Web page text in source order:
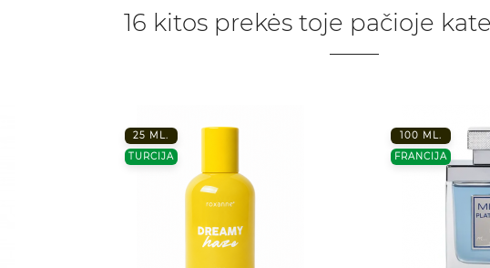
16 kitos prekės toje pačioje
25 ML.
TURCIJA
100 ML.
FRANCIJA